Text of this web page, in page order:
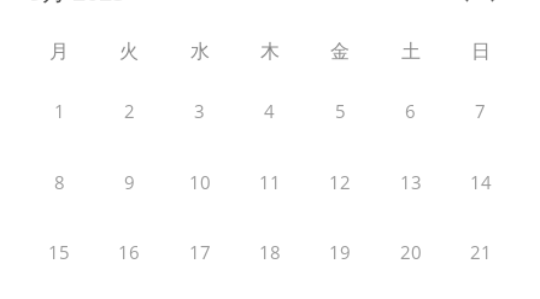
月 火 水 木 金 土 日
1 2 3 4 5 6 7
8 9 10 11 12 13 14
15 16 17 18 19 20 21